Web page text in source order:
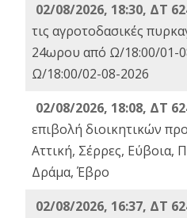
02/08/2026, 18:30, ΔΤ
τις αγροτοδασικές
24ωρου από Ω/18:00/01-
Ω/18:00/02-08-2026
02/08/2026, 18:08, ΔΤ
επιβολή διοικητικών
Αττική, Σέρρες, Εύβοια,
Δράμα, Έβρο
02/08/2026, 16:37, ΔΤ